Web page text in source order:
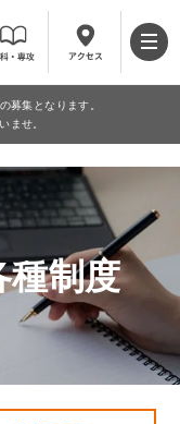
募集となります。
ませ。
種制度